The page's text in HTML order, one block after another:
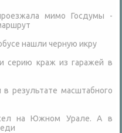
мимо Госдумы -
нашли черную икру
серию краж из гаражей в
результате масштабного
на Южном Урале. А в